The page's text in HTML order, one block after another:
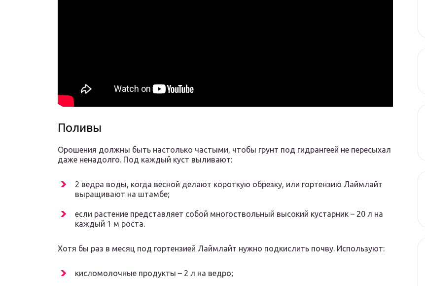
Поливы
Орошения должны быть настолько частыми, чтобы грунт под гидрангеей не пересыхал
даже ненадолго. Под каждый куст выливают:
2 ведра воды, когда весной делают короткую обрезку, или гортензию Лаймлайт
выращивают на штамбе;
если растение представляет собой многоствольный высокий кустарник – 20 л на
каждый 1 м роста.
Хотя бы раз в месяц под гортензией Лаймлайт нужно подкислить почву. Используют:
кисломолочные продукты – 2 л на ведро;